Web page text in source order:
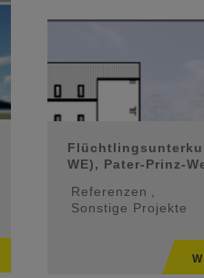
WE), Pater-Prinz-
Referenzen
Sonstige Projekte